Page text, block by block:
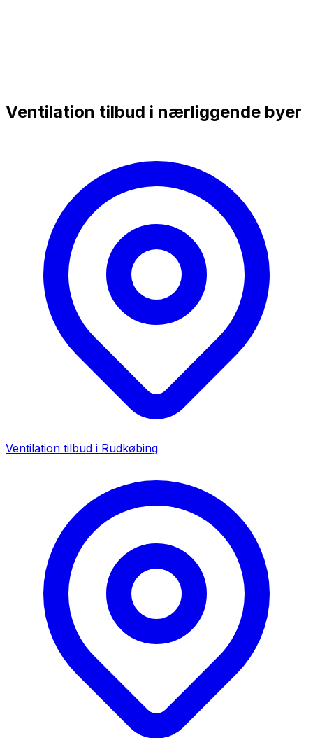
Ventilation tilbud i nærliggende byer
Ventilation tilbud i Rudkøbing